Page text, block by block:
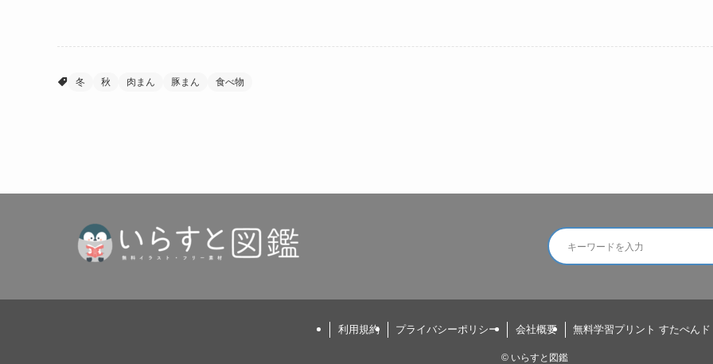
冬 秋 肉まん 豚まん 食べ物
利用規約 プライバシーポリシー 会社概要 無料学習プリント すたぺんド
© いらすと図鑑